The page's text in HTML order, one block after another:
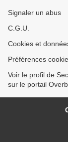
Signaler un abus
C.G.U.
Cookies et
Préférences
Voir le profil de
sur le portail